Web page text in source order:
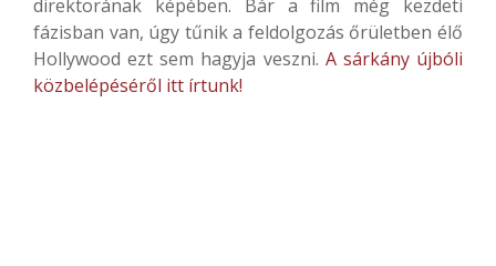
direktorának képében. Bár a film még kezdeti
fázisban van, úgy tűnik a feldolgozás őrületben élő
Hollywood ezt sem hagyja veszni. A sárkány újbóli
közbelépéséről itt írtunk!